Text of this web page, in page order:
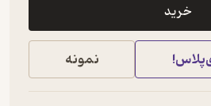
خرید
نمونه